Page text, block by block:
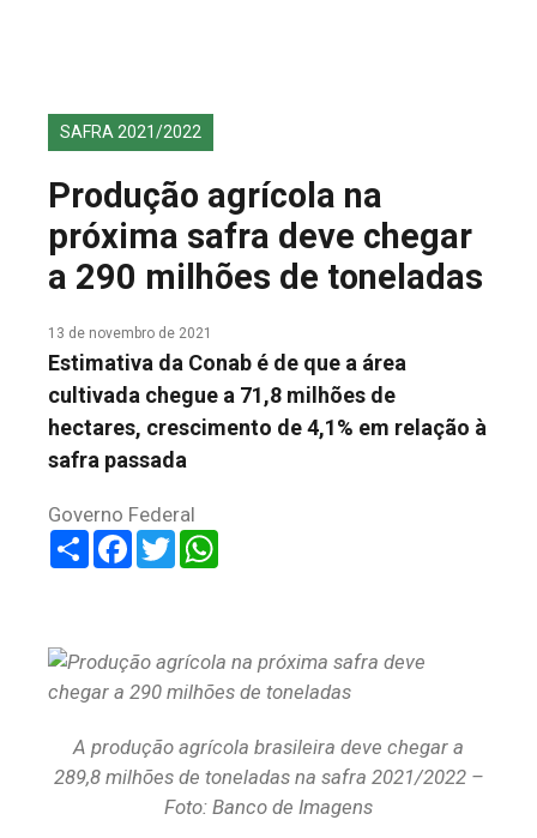
EDIÇÕES ANTERIORES
FALE CONOSCO
SAFRA 2021/2022
Produção agrícola na
próxima safra deve chegar
a 290 milhões de toneladas
13 de novembro de 2021
Estimativa da Conab é de que a área
cultivada chegue a 71,8 milhões de
hectares, crescimento de 4,1% em relação à
safra passada
Governo Federal
ShareFacebook
Twitter
A produção agrícola brasileira deve chegar a
289,8 milhões de toneladas na safra 2021/2022 –
Foto: Banco de Imagens